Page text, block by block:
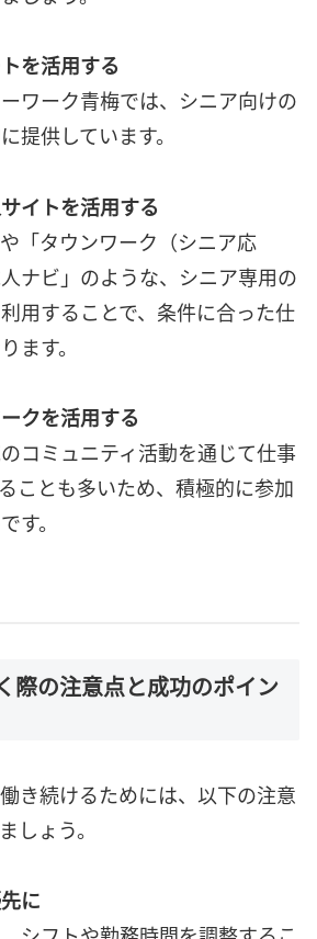
を活用する
ワーク青梅では、シニア向けの
提供しています。
イトを活用する
「タウンワーク（シニア応
ナビ」のような、シニア専用の
用することで、条件に合った仕
ます。
クを活用する
コミュニティ活動を通じて仕事
ことも多いため、積極的に参加
す。
際の注意点と成功のポイン
き続けるためには、以下の注意
しょう。
に